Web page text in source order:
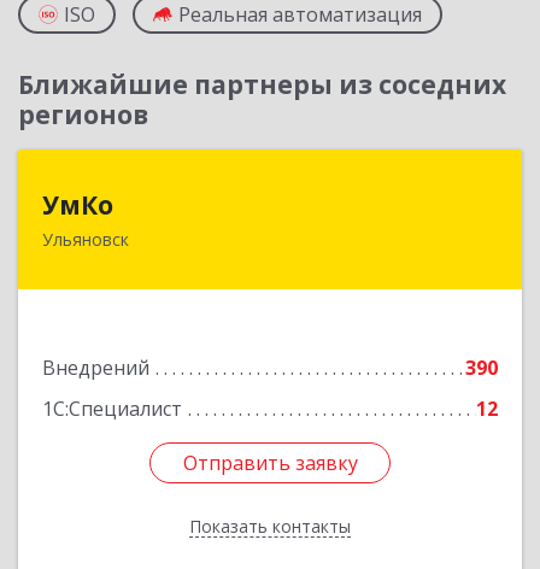
ISO Реальная автоматизация
Ближайшие партнеры из соседних
регионов
УмКо
Ульяновск
Внедрений
390
1С:Специалист
12
Отправить заявку
Показать контакты
Отправить заявку
Назад